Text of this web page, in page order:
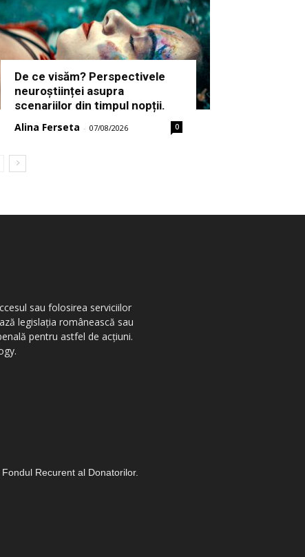
De ce visăm? Perspectivele
neuroștiinței asupra
scenariilor din timpul nopții.
Alina Ferseta - 07/08/2026 0
sau folosirea serviciilor
legislația românească sau
pentru astfel de acțiuni.
Recurent al Donatorilor.